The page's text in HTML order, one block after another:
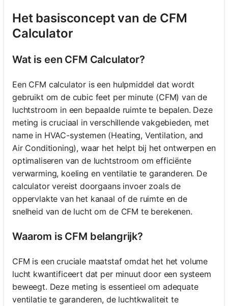
Het basisconcept van de CFM
Calculator
Wat is een CFM Calculator?
Een CFM calculator is een hulpmiddel dat wordt
gebruikt om de cubic feet per minute (CFM) van de
luchtstroom in een bepaalde ruimte te bepalen. Deze
meting is cruciaal in verschillende vakgebieden, met
name in HVAC-systemen (Heating, Ventilation, and
Air Conditioning), waar het helpt bij het ontwerpen en
optimaliseren van de luchtstroom om efficiënte
verwarming, koeling en ventilatie te garanderen. De
calculator vereist doorgaans invoer zoals de
oppervlakte van het kanaal of de ruimte en de
snelheid van de lucht om de CFM te berekenen.
Waarom is CFM belangrijk?
CFM is een cruciale maatstaf omdat het het volume
lucht kwantificeert dat per minuut door een systeem
beweegt. Deze meting is essentieel om adequate
ventilatie te garanderen, de luchtkwaliteit te